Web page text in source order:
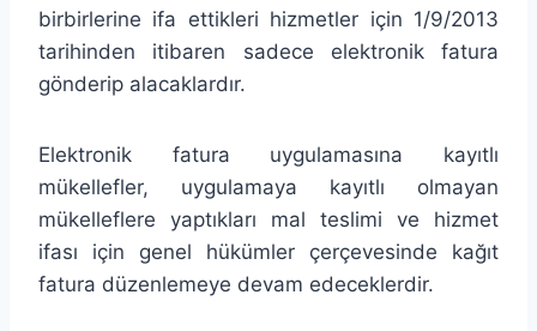
birbirlerine ifa ettikleri hizmetler için 1/9/2013
tarihinden itibaren sadece elektronik fatura
gönderip alacaklardır.
Elektronik fatura uygulamasına kayıtlı
mükellefler, uygulamaya kayıtlı olmayan
mükelleflere yaptıkları mal teslimi ve hizmet
ifası için genel hükümler çerçevesinde kağıt
fatura düzenlemeye devam edeceklerdir.